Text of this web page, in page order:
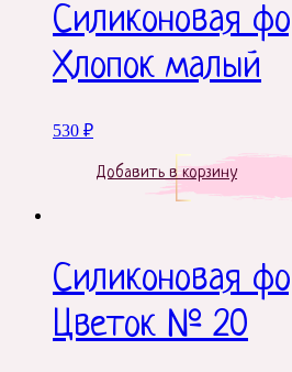
Силиконовая
Хлопок малый
530 ₽
Добавить в корзину
Силиконовая
Цветок № 20